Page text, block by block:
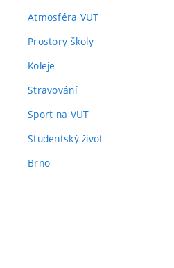
Atmosféra VUT
Prostory školy
Koleje
Stravování
Sport na VUT
Studentský život
Brno